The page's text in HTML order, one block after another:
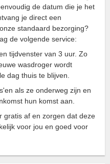
de datum die je het
je direct een
standaard bezorging?
de volgende service:
tijdvenster van 3 uur. Zo
wasdroger wordt
dag thuis te blijven.
als ze onderweg zijn en
hun komst aan.
gratis af en zorgen dat deze
voor jou en goed voor